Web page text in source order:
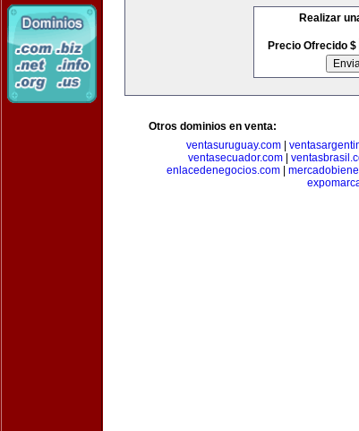
Realizar
Precio Ofrecido $
Otros dominios en venta:
ventasuruguay.com|
ventasecuador.com|
enlacedenegocios.com|